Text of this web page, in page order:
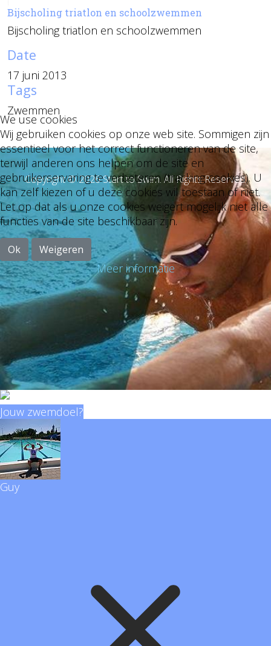
Bijscholing triatlon en schoolzwemmen
Bijscholing triatlon en schoolzwemmen
Date
17 juni 2013
Tags
Zwemmen
Copyright © 2026 Start to Swim. All Rights Reserved.
Jouw zwemdoel?
Guy
We use cookies
Wij gebruiken cookies op onze web site. Sommigen zijn
essentieel voor het correct functioneren van de site,
terwijl anderen ons helpen om de site en
gebruikerservaring te verbeteren (tracking cookies). U
kan zelf kiezen of u deze cookies wil toestaan of niet.
Let op dat als u onze cookies weigert mogelijk niet alle
functies van de site beschikbaar zijn.
Ok Weigeren
Meer informatie